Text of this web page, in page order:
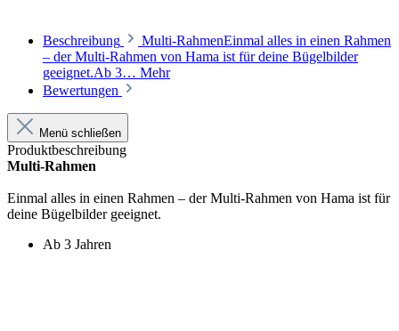
Beschreibung
Multi-RahmenEinmal alles in einen Rahmen
– der Multi-Rahmen von Hama ist für deine Bügelbilder
geeignet.Ab 3… Mehr
Bewertungen
Menü schließen
Produktbeschreibung
Multi-Rahmen
Einmal alles in einen Rahmen – der Multi-Rahmen von Hama ist für
deine Bügelbilder geeignet.
Ab 3 Jahren